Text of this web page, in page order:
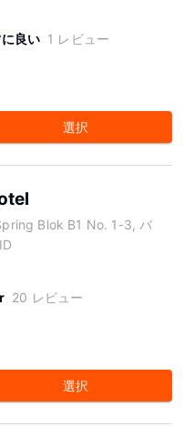
良い 1 レビュー
選択
Blok B1 No. 1-3, バ
20 レビュー
選択